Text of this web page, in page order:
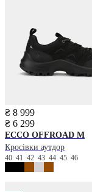
₴ 8 999
₴ 6 299
ECCO OFFROAD M
Кросівки аутдор
40 41 42 43 44 45 46